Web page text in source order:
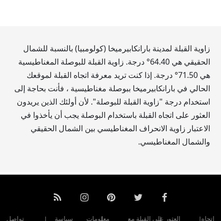
زاوية القبلة لمدينة بارانكابيرميخا (كولومبيا) بالنسبة للشمال
الحقيقي هي64.40° درجة. زاوية القبلة للبوصلة المغناطيسية
هي71.50° درجة. إذا كنت تريد معرفة اتجاه القبلة لموقعك
الحالي في بارانكابيرميخا ببوصلة مغناطيسية ، فأنت بحاجة إلى
استخدام درجة "زاوية القبلة للبوصلة". لأن أولئك الذين يريدون
العثور على اتجاه القبلة باستخدام البوصلة يجب أن يأخذوا في
الاعتبار زاوية الانحراف المغناطيسي بين الشمال الحقيقي
والشمال المغناطيسي.
اتجاه العثور على القبلة مع معلومات سياسة تواصل